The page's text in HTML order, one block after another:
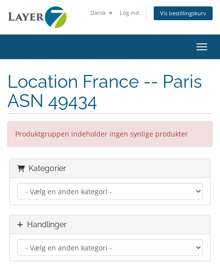
Dansk Log ind Vis bestillingskurv
Skift
Location France -- Paris
ASN 49434
Produktgruppen indeholder ingen synlige produkter
Kategorier
Handlinger